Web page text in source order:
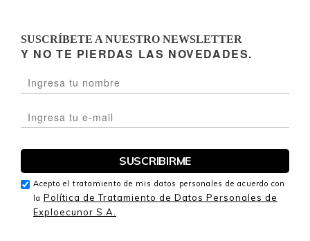
SUSCRÍBETE A NUESTRO NEWSLETTER
Y NO TE PIERDAS LAS NOVEDADES.
Acepto el tratamiento de mis datos personales de acuerdo con
la Política de Tratamiento de Datos Personales de
Exploecunor S.A.